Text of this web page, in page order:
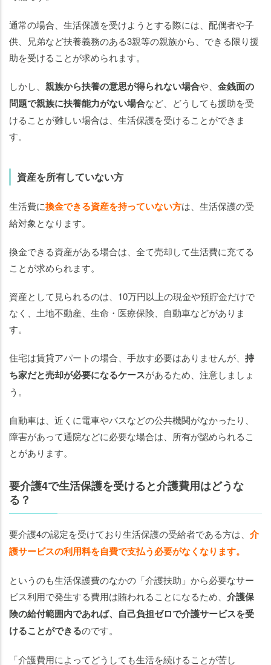
通常の場合、生活保護を受けようとする際には、配偶者や子
供、兄弟など扶養義務のある3親等の親族から、できる限り援
助を受けることが求められます。
しかし、 親族から扶養の意思が得られない場合や、 金銭面の
問題で親族に扶養能力がない場合など、どうしても援助を受
けることが難しい場合は、生活保護を受けることができま
す。
資産を所有していない方
生活費に換金できる資産を持っていない方は、生活保護の受
給対象となります。
換金できる資産がある場合は、全て売却して生活費に充てる
ことが求められます。
資産として見られるのは、10万円以上の現金や預貯金だけで
なく、土地不動産、生命・医療保険、自動車などがありま
す。
住宅は賃貸アパートの場合、手放す必要はありませんが、 持
ち家だと売却が必要になるケースがあるため、注意しましょ
う。
自動車は、近くに電車やバスなどの公共機関がなかったり、
障害があって通院などに必要な場合は、所有が認められるこ
とがあります。
要介護4で生活保護を受けると介護費用はどうな
る？
要介護4の認定を受けており生活保護の受給者である方は、 介
護サービスの利用料を自費で支払う必要がなくなります。
というのも生活保護費のなかの「介護扶助」から必要なサー
ビス利用で発生する費用は賄われることになるため、 介護保
険の給付範囲内であれば、自己負担ゼロで介護サービスを受
けることができるのです。
「介護費用によってどうしても生活を続けることが苦し